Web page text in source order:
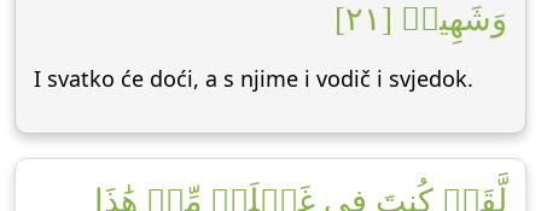
وَشَهِيدٞ [٢١]
I svatko će doći, a s njime i vodič i svjedok.
لَّقَدۡ كُنتَ فِي غَفۡلَةٖ مِّنۡ هَٰذَا